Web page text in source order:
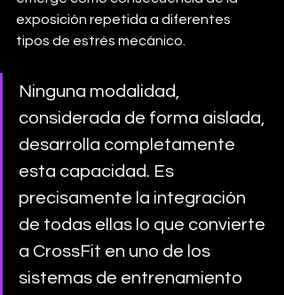
exposición repetida a diferentes
tipos de estrés mecánico.
Ninguna modalidad,
considerada de forma aislada,
desarrolla completamente
esta capacidad. Es
precisamente la integración
de todas ellas lo que convierte
a CrossFit en uno de los
sistemas de entrenamiento